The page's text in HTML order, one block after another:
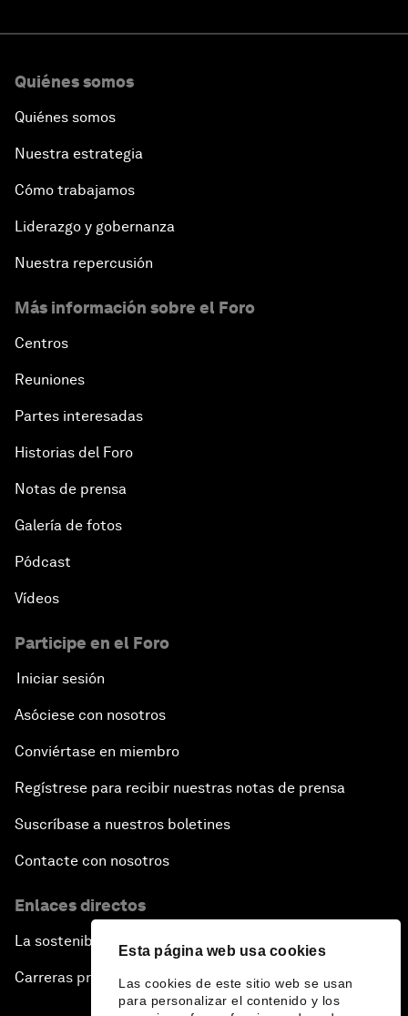
Esta página web usa cookies
Las cookies de este sitio web se usan
para personalizar el contenido y los
Quiénes somos
Quiénes somos
Nuestra estrategia
Cómo trabajamos
Liderazgo y gobernanza
Nuestra repercusión
Más información sobre el Foro
Centros
Reuniones
Partes interesadas
Historias del Foro
Notas de prensa
Galería de fotos
Pódcast
Vídeos
Participe en el Foro
Iniciar sesión
Asóciese con nosotros
Conviértase en miembro
Regístrese para recibir nuestras notas de prensa
Suscríbase a nuestros boletines
Contacte con nosotros
Enlaces directos
La sostenibilidad en el Foro
Carreras profesionales